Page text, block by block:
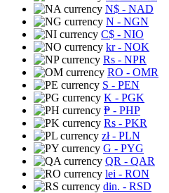
N$ - NAD
N - NGN
C$ - NIO
kr- NOK
Rs - NPR
RO - OMR
S - PEN
K - PGK
₱ - PHP
Rs - PKR
zł- PLN
G - PYG
QR - QAR
lei - RON
din. - RSD